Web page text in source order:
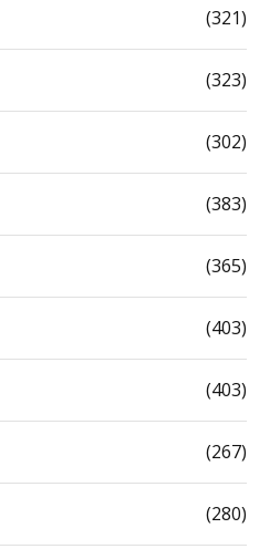
(321)
(323)
(302)
(383)
(365)
(403)
(403)
(267)
(280)